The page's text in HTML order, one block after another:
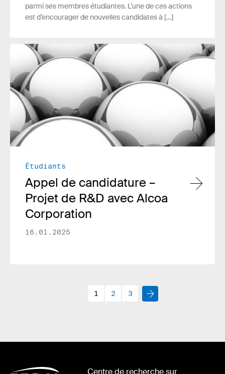
parmi ses membres étudiantes. L’une de ces actions
est d’encourager de nouvelles candidates à […]
Lire plus
Étudiants
Appel de candidature –
Projet de R&D avec Alcoa
Corporation
16.01.2025
1 2 3
Centre de recherche sur